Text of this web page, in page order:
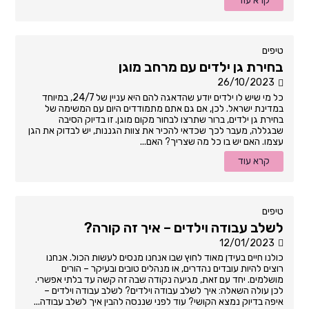
טיפים
בחירת גן ילדים עם מרחב מוגן
26/10/2023
כל מי שיש לו ילדים יודע שהדאגה להם היא עניין של 24/7, במיוחד
במדינת ישראל. לכן, אם גם אתם מתמודדים היום עם המשימה של
בחירת גן ילדים, ברור שתרצו לבחור מקום מוגן. זו בדיוק הסיבה
שבגללה, מעבר לכך שכדאי להכיר את צוות הגננות, יש לבדוק את הגן
עצמו. האם יש בו כל מה שצריך? האם...
קרא עוד
טיפים
לשלב עבודה וילדים – איך זה קורה?
12/01/2023
כולנו חיים בעידן מאוד לחוץ שבו אנחנו מנסים לעשות הכול. אנחנו
רוצים להיות עובדים נהדרים, או מנהלים טובים ובעיקר – הורים
מושלמים. יחד עם זאת, מגיעה נקודה שבה זה קשה עד בלתי אפשרי.
לכן עולה השאלה: איך לשלב עבודה וילדים? לשלב עבודה וילדים –
איפה בדיוק נמצא הקושי? עוד לפני שננסה להבין איך לשלב עבודה...